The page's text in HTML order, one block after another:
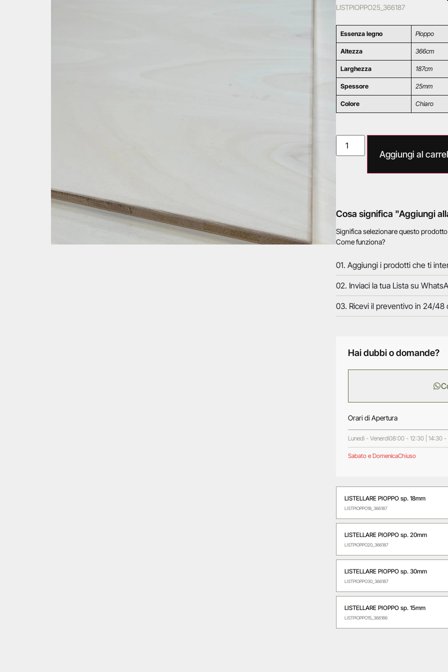
LISTPIOPPO25_366187
Essenza legno Pioppo
Altezza 366cm
Larghezza 187cm
Spessore 25mm
Colore Chiaro
Aggiungi al
Cosa significa "Aggiungi
Significa selezionare questo
Come funziona?
01. Aggiungi i prodotti che ti
02. Inviaci la tua Lista su
03. Ricevi il preventivo in 24/48
Hai dubbi o domande?
Orari di Apertura
Lunedì - Venerdì08:00 - 12:30 | 14:30 -
Sabato e DomenicaChiuso
LISTELLARE PIOPPO sp. 18mm
LISTPIOPPO18_366187
LISTELLARE PIOPPO sp. 20mm
LISTPIOPPO20_366187
LISTELLARE PIOPPO sp. 30mm
LISTPIOPPO30_366187
LISTELLARE PIOPPO sp. 15mm
LISTPIOPPO15_366186